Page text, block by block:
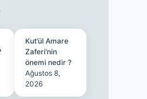
Kut’ül Amare
Zaferi’nin
önemi nedir ?
Ağustos 8,
2026